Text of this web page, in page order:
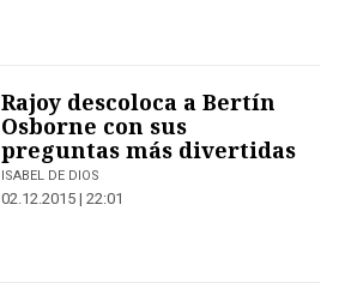
Rajoy descoloca a Bertín
Osborne con sus
preguntas más divertidas
ISABEL DE DIOS
02.12.2015 | 22:01